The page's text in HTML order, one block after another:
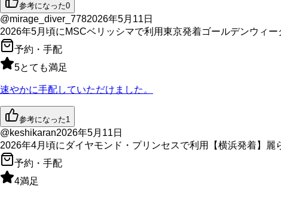
参考になった0
@mirage_diver_7782026年5月11日
2026年5月 頃に MSCベリッシマで利用東京発着ゴールデンウィー
予約・手配
5とても満足
速やかに手配していただけました。
参考になった1
@keshikaran2026年5月11日
2026年4月 頃に ダイヤモンド・プリンセスで利用
【横浜発着】
予約・手配
4満足